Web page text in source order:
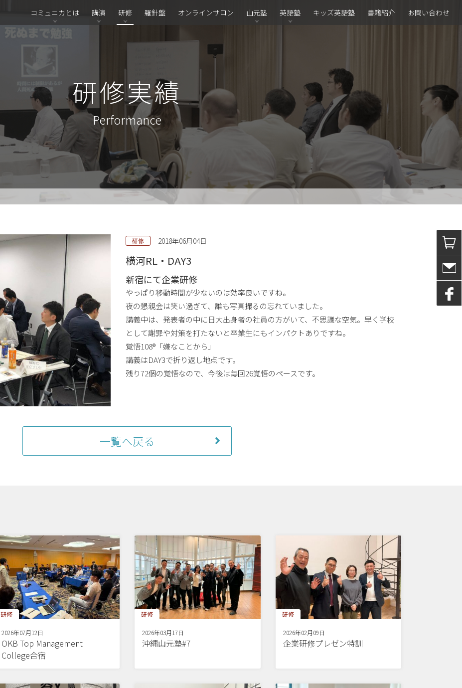
コミュニカとは 講演 研修 羅針盤 オンラインサロン 山元塾 英語塾 キッズ英語塾 書籍紹介 お問い合わせ
研修実績
Performance
研修 2018年06月04日
横河RL・DAY3
新宿にて企業研修
やっぱり移動時間が少ないのは効率良いですね。
夜の懇親会は笑い過ぎて、誰も写真撮るの忘れていました。
講義中は、発表者の中に日大出身者の社員の方がいて、不思議な空気。早く学校
として謝罪や対策を打たないと卒業生にもインパクトありですね。
覚悟108®「嫌なことから」
講義はDAY3で折り返し地点です。
残り72個の覚悟なので、今後は毎回26覚悟のペースです。
一覧へ戻る
研修
2026年07月12日
OKB Top Management
College合宿
研修
2026年03月17日
沖縄山元塾#7
研修
2026年02月09日
企業研修プレゼン特訓